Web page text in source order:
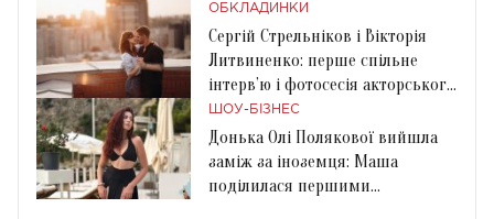
ОБКЛАДИНКИ
Сергій Стрельніков і Вікторія
Литвиненко: перше спільне
інтерв’ю і фотосесія акторського
подружжя
ШОУ-БІЗНЕС
Донька Олі Полякової вийшла
заміж за іноземця: Маша
поділилася першими